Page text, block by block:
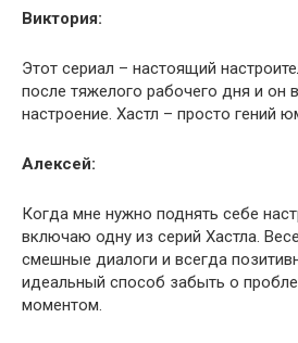
Виктория:
Этот сериал – настоящий
после тяжелого рабочего дня и он
настроение. Хастл – просто гений
Алексей:
Когда мне нужно поднять себе
включаю одну из серий Хастла.
смешные диалоги и всегда
идеальный способ забыть о
моментом.